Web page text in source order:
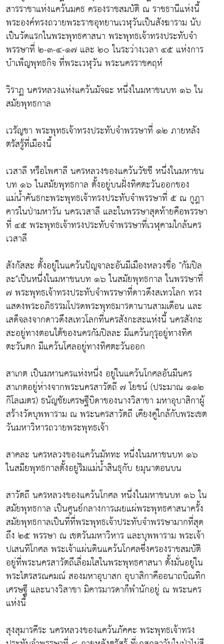
สารราชาแห่งแคว้นมคธ ครองราชสมบัติ ณ ราชธานีแห่งนี้
พระองค์ทรงถวายพระราชอุทยานเวฬุวันเป็นสังฆาราม นับ
เป็นวัดแรกในพระพุทธศาสนา พระพุทธเจ้าทรงประทับจำ
พรรษาที่ ๒-๓-๔-๑๗ และ ๒๐ ในระว่างเวลา ๔๕ แห่งการ
บำเพ็ญพุทธกิจ ที่พระเวฬุวัน พระนครราชคฤห์
วิราฏ นครหลวงแห่งแคว้นมัจฉะ หนึ่งในมหาชนบท ๑๖ ใน
สมัยพุทธกาล
เวรัญชา พระพุทธเจ้าทรงประทับจำพรรษาที่ ๑๒ ภายหลัง
ตรัสรู้ที่เมืองนี้
เวสาลี หรือไพศาลี นครหลวงของแคว้นวัชชี หนึ่งในมหาชน
บท ๑๖ ในสมัยพุทธกาล ตั้งอยู่บนฝั่งทิศตะวันออกของ
แม่น้ำคันธกะพระพุทธเจ้าทรงประทับจำพรรษาที่ ๕ ณ กูฎา
คารในป่ามหาวัน นครเวสาลี และในพรรษาสุดท้ายคือพรรษา
ที่ ๔๕ พระพุทธเจ้าทรงประทับจำพรรษาที่เวฬุคามใกล้นคร
เวสาลี
สังกัสสะ ตั้งอยู่ในแคว้นปัญจาละอันมีเมืองหลวงชื่อ "กัมปิล
ละ"เป็นหนึ่งในมหาชนบท ๑๖ ในสมัยพุทธกาล ในพรรษาที่
๗ พระพุทธเจ้าทรงประทับจำพรรษาที่ดาวดึงสเทวโลก ทรง
แสดงพระอภิธรรมโปรดพระพุทธมารดานานสามเดือน และ
เสด็จลงจากดาวดึงสเทวโลกที่นครสังกะสะแห่งนี้ นครสังกะ
สะอยู่ทางตอนใต้ของนครกัมปิลละ มีแคว้นกุรุอยู่ทางทิศ
ตะวันตก มีแคว้นโศลอยู่ทางทิศตะวันออก
สาเกต เป็นมหานครแห่งหนึ่ง อยู่ในแคว้นโกศลอันมีนคร
สาเกตอยู่ห่างจากพระนครสาวัตถี ๗ โยชน์ (ประมาณ ๑๑๒
กิโลเมตร) ธนัญชัยเศรษฐีบิดาของนางวิสาขา มหาอุบาสิกาผู้
สร้างวัดบุพพาราม ณ พระนครสาวัตถี เคียงคู่ใกล้กับพระเชต
วันมหาวิหารถวายพระพุทธเจ้า
สาคละ นครหลวงของแคว้นมัททะ หนึ่งในมหาชนบท ๑๖
ในสมียพุทธกาลตั้งอยู่ริมแม่น้ำสินธุกับ ยมุนาตอนบน
สาวัตถี นครหลวงของแคว้นโกศล หนึ่งในมหาชนบท ๑๖ ใน
สมัยพุทธกาล เป็นศูนย์กลางการเผยแผ่พระพุทธศาสนาครั้ง
สมัยพุทธกาลเป็นที่ที่พระพุทธเจ้าประทับจำพรรษามากที่สุด
ถึง ๒๕ พรรษา ณ เชตวันมหาวิหาร และบุพพาราม พระเจ้า
ปเสนทิโกศล พระเจ้าแผ่นดินแคว้นโกศลซึ่งครองราชสมบัติ
อยู่ที่พระนครสาวัตถึเลื่อมใสในพระพุทธศาสนา ตั้งมั่นอยู่ใน
พระไตรสรณคมณ์ สองมหาอุบาสก อุบาสิกาคืออนาถบิณทิก
เศรษฐี และนางวิสาขา มิคารมารดาก็พำนักอยู่ ณ พระนคร
แห่งนี้
สุงสุมารคีระ นครหลวงของแคว้นภัคคะ พระพุทธเจ้าทรง